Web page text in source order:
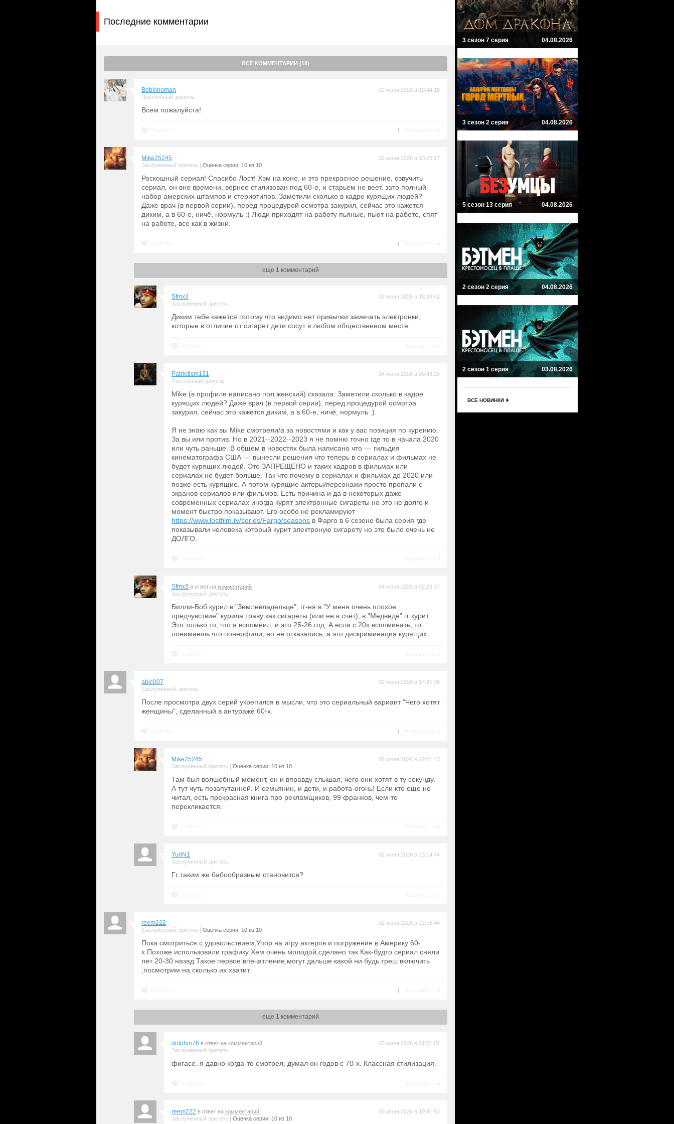
Последние комментарии
ВСЕ КОММЕНТАРИИ (18)
Bobkinoman
Постоянный зритель
02 июня 2026 в 10:44:18
Всем пожалуйста!
|
Mike25245
Заслуженный зритель Оценка серии: 10 из 10
02 июня 2026 в 13:25:17
Роскошный сериал! Спасибо Лост! Хэм на коне, и это прекрасное решение, озвучить
сериал, он вне времени, вернее стилизован под 60-е, и старьем не веет, зато полный
набор амерских штампов и стериотипов. Заметили сколько в кадре курящих людей?
Даже врач (в первой серии), перед процедурой осмотра закурил, сейчас это кажется
диким, а в 60-е, ничё, нормуль :) Люди приходят на работу пьяные, пьют на работе, спят
на работе, все как в жизни.
|
еще 1 комментарий
Sfinx3
Заслуженный зритель
02 июня 2026 в 18:38:41
Диким тебе кажется потому что видимо нет привычки замечать электронки,
которые в отличие от сигарет дети сосут в любом общественном месте.
Patriotism131
Постоянный зритель
04 июня 2026 в 00:48:29
Mike (в профиле написано пол женский) сказала: Заметили сколько в кадре
курящих людей? Даже врач (в первой серии), перед процедурой осмотра
закурил, сейчас это кажется диким, а в 60-е, ничё, нормуль :).
Я не знаю как вы Mike смотрели/а за новостями и как у вас позиция по курению.
За вы или против. Но в 2021--2022--2023 я не помню точно где то в начала 2020
или чуть раньше. В общем в новостях была написано что --- гильдия
кинематографа США --- вынесли решения что теперь в сериалах и фильмах не
будет курящих людей. Это ЗАПРЕЩЕНО и таких кадров в фильмах или
сериалах не будет больше. Так что почему в сериалах и фильмах до 2020 или
позже есть курящие. А потом курящие актеры/персонажи просто пропали с
экранов сериалов или фильмов. Есть причина и да в некоторых даже
современных сериалах иногда курят электронные сигареты но это не долго и
момент быстро показывают. Его особо не рекламируют
https://www.lostfilm.tv/series/Fargo/seasons в Фарго в 6 сезоне была серия где
показывали человека который курит электроную сигарету но это было очень не
ДОЛГО.
Sfinx3 в ответ на комментарий
Заслуженный зритель
04 июня 2026 в 02:29:37
Билли-Боб курил в "Землевладельце", гг-ня в "У меня очень плохое
предчувствие" курила траву как сигареты (или не в счёт), в "Медведе" гг курит.
Это только то, что я вспомнил, и это 25-26 год. А если с 20х вспоминать, то
понимаешь что понерфили, но не отказались, а это дискриминация курящих.
abic007
Заслуженный зритель
02 июня 2026 в 17:41:36
После просмотра двух серий укрепился в мысли, что это сериальный вариант "Чего хотят
женщины", сделанный в антураже 60-х.
|
Mike25245
Заслуженный зритель Оценка серии: 10 из 10
02 июня 2026 в 22:01:43
Там был волшебный момент, он и вправду слышал, чего они хотят в ту секунду.
А тут чуть позапутанней. И семьянин, и дети, и работа-огонь! Если кто еще не
читал, есть прекрасная книга про рекламщиков, 99 франков, чем-то
перекликается.
YuriN1
Заслуженный зритель
02 июня 2026 в 23:14:44
Гг таким же бабообразным становится?
reem222
Заслуженный зритель Оценка серии: 10 из 10
02 июня 2026 в 22:16:44
Пока смотриться с удовольствием,Упор на игру актеров и погружение в Америку 60-
х.Похоже использовали графику:Хем очень молодой,сделано так Как-будто сериал сняли
лет 20-30 назад.Такое первое впечатление,могут дальше какой ни будь треш включить
,посмотрим на сколько их хватит.
|
еще 1 комментарий
dolphin76 в ответ на комментарий
Заслуженный зритель
03 июня 2026 в 01:01:01
фигасе. я давно когда-то смотрел, думал он годов с 70-х. Классная стилизация.
reem222 в ответ на комментарий
Заслуженный зритель
Оценка серии: 10 из 10
03 июня 2026 в 10:41:53
3 сезон 7 серия 04.08.2026
3 сезон 2 серия 04.08.2026
5 сезон 13 серия 04.08.2026
2 сезон 2 серия 04.08.2026
2 сезон 1 серия 03.08.2026
ВСЕ НОВИНКИ